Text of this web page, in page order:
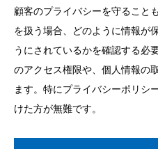
顧客のプライバシーを守ること
を扱う場合、どのように情報が
うにされているかを確認する必
のアクセス権限や、個人情報の
ます。特にプライバシーポリシ
けた方が無難です。